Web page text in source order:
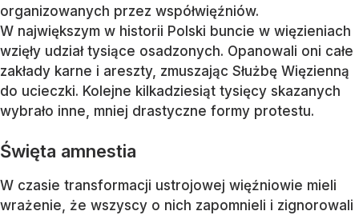
organizowanych przez współwięźniów.
W największym w historii Polski buncie w więzieniach
wzięły udział tysiące osadzonych. Opanowali oni całe
zakłady karne i areszty, zmuszając Służbę Więzienną
do ucieczki. Kolejne kilkadziesiąt tysięcy skazanych
wybrało inne, mniej drastyczne formy protestu.
Święta amnestia
W czasie transformacji ustrojowej więźniowie mieli
wrażenie, że wszyscy o nich zapomnieli i zignorowali